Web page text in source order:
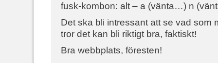
fusk-kombon: alt – a (vänta…) n
Det ska bli intressant att se vad som
tror det kan bli riktigt bra, faktiskt!
Bra webbplats, föresten!